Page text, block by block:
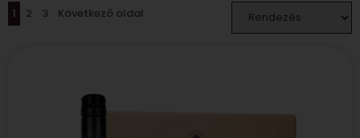
1 2 3 Következő oldal